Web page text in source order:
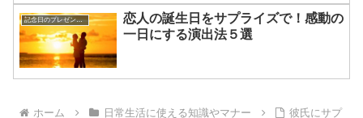
記念日のプレゼントを贈るコツ
恋人の誕生日をサプライズで！感動の
一日にする演出法５選
ホーム 日常生活に使える知識やマナー
彼氏にサプ